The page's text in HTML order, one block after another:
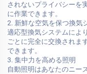
されないプライバシーを
に作業できます。
2. 新鮮な空気を保つ換気
適応型換気システムによ
ごとに完全に交換されま
できます。
3. 集中力を高める照明
自動照明はあなたのニー